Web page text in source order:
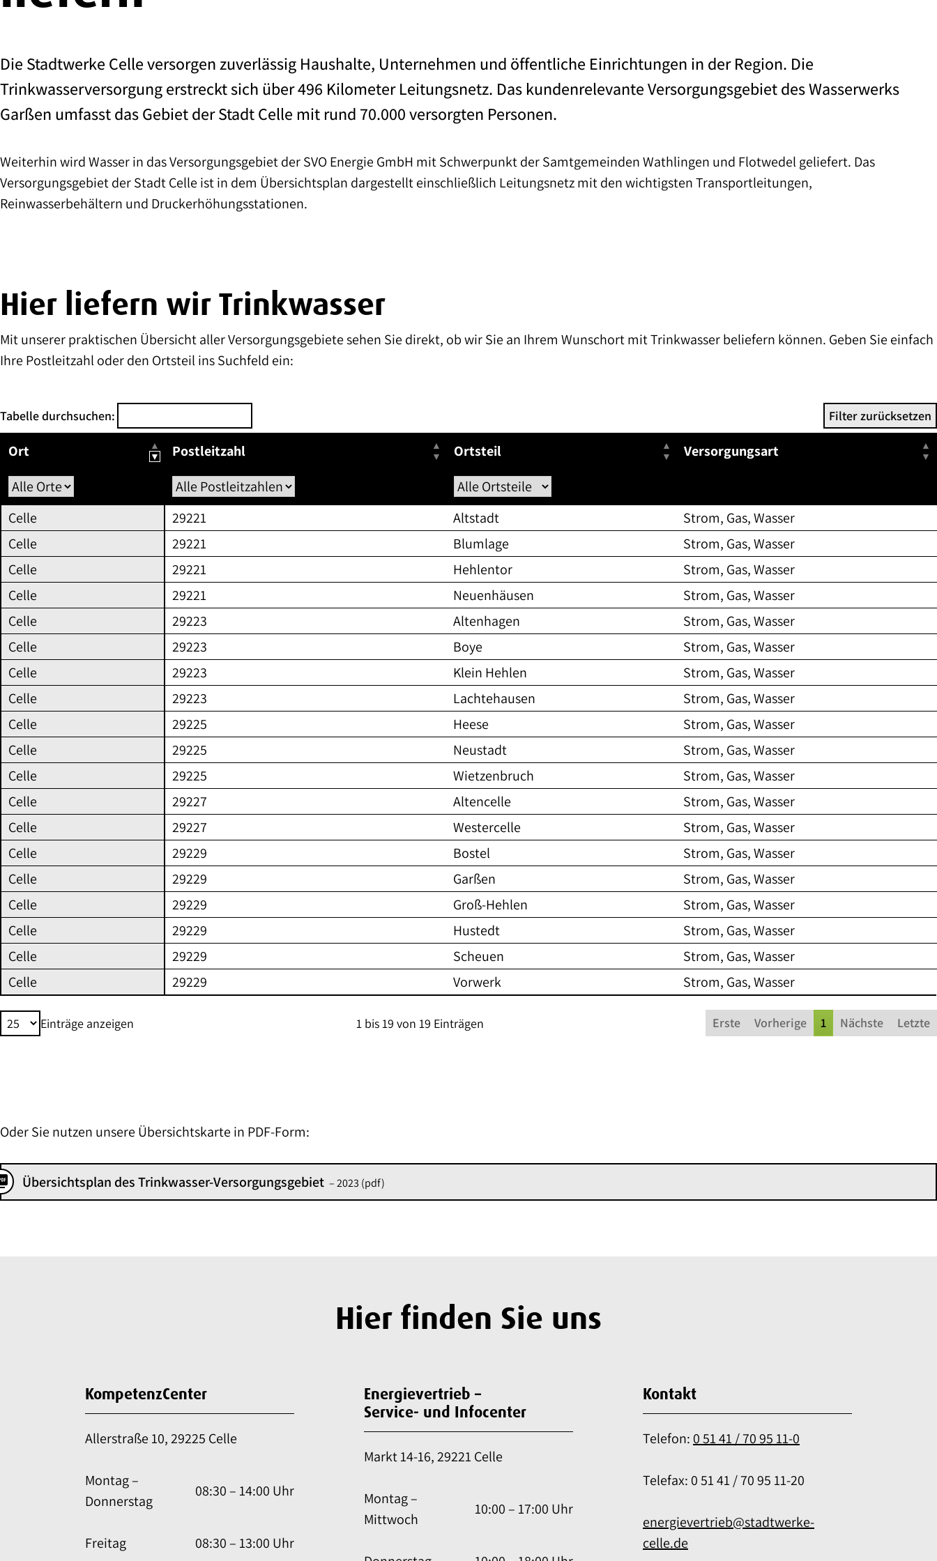
Die Stadtwerke Celle versorgen zuverlässig Haushalte, Unternehmen und öffentliche Einrichtungen in der Region. Die
Trinkwasserversorgung erstreckt sich über 496 Kilometer Leitungsnetz. Das kundenrelevante Versorgungsgebiet des Wasserwerks
Garßen umfasst das Gebiet der Stadt Celle mit rund 70.000 versorgten Personen.
Weiterhin wird Wasser in das Versorgungsgebiet der SVO Energie GmbH mit Schwerpunkt der Samtgemeinden Wathlingen und Flotwedel geliefert. Das
Versorgungsgebiet der Stadt Celle ist in dem Übersichtsplan dargestellt einschließlich Leitungsnetz mit den wichtigsten Transportleitungen,
Reinwasserbehältern und Druckerhöhungsstationen.
Hier liefern wir Trinkwasser
Mit unserer praktischen Übersicht aller Versorgungsgebiete sehen Sie direkt, ob wir Sie an Ihrem Wunschort mit Trinkwasser beliefern können. Geben Sie einfach
Ihre Postleitzahl oder den Ortsteil ins Suchfeld ein:
Tabelle durchsuchen: Filter zurücksetzen
Übersicht
der
Versorgungsgebiete
(nach
Ort,
Postleitzahl,
Ortsteil
sortiert)
und
den
dort
verfügbaren
Versorgungsarten.
Die
Tabelle
ist
sortierbar
und
kann
nach
verschiedenen
Kriterien
gefiltert
werden.
Ort Postleitzahl Ortsteil Versorgungsart
Kein Filter für Versorgungsart verfügbar
Celle
29221 Altstadt
Strom, Gas, Wasser
Celle
29221 Blumlage
Strom, Gas, Wasser
Celle
29221 Hehlentor
Strom, Gas, Wasser
Celle
29221 Neuenhäusen
Strom, Gas, Wasser
Celle
29223 Altenhagen
Strom, Gas, Wasser
Celle
29223 Boye
Strom, Gas, Wasser
Celle
29223 Klein Hehlen
Strom, Gas, Wasser
Celle
29223 Lachtehausen
Strom, Gas, Wasser
Celle
29225 Heese
Strom, Gas, Wasser
Celle
29225 Neustadt
Strom, Gas, Wasser
Celle
29225 Wietzenbruch
Strom, Gas, Wasser
Celle
29227 Altencelle
Strom, Gas, Wasser
Celle
29227 Westercelle
Strom, Gas, Wasser
Celle
29229 Bostel
Strom, Gas, Wasser
Celle
29229 Garßen
Strom, Gas, Wasser
Celle
29229 Groß-Hehlen
Strom, Gas, Wasser
Celle
29229 Hustedt
Strom, Gas, Wasser
Celle
29229 Scheuen
Strom, Gas, Wasser
Celle
29229 Vorwerk Strom, Gas, Wasser
Einträge anzeigen 1 bis 19 von 19 Einträgen Erste Vorherige 1 Nächste Letzte
Oder Sie nutzen unsere Übersichtskarte in PDF-Form:
Übersichtsplan des Trinkwasser-Versorgungsgebiet – 2023 (pdf)
Hier finden Sie uns
KompetenzCenter
Allerstraße 10, 29225 Celle
Montag –
Donnerstag
08:30 – 14:00 Uhr
Freitag 08:30 – 13:00 Uhr
Energievertrieb –
Service- und Infocenter
Markt 14-16, 29221 Celle
Montag –
Mittwoch
10:00 – 17:00 Uhr
Kontakt
Telefon: 0 51 41 / 70 95 11-0
Telefax: 0 51 41 / 70 95 11-20
energievertrieb@stadtwerke-
celle.de